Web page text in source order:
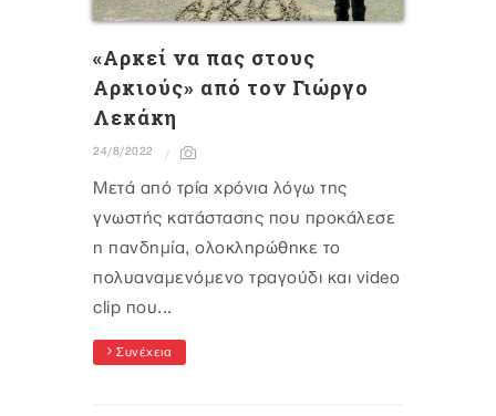
«Aρκεί να πας στους
Αρκιούς» από τον Γιώργο
Λεκάκη
24/8/2022
Μετά από τρία χρόνια λόγω της
γνωστής κατάστασης που προκάλεσε
η πανδημία, ολοκληρώθηκε το
πολυαναμενόμενο τραγούδι και video
clip που...
Συνέχεια